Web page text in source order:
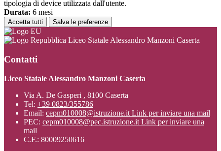
tipologia di device utilizzata dall'utente.
Durata: 6 mesi
Accetta tutti Salva le preferenze
Liceo Statale Alessandro Manzoni Caserta
Contatti
Liceo Statale Alessandro Manzoni Caserta
Via A. De Gasperi , 8100 Caserta
Tel: +39 0823/355786
Email: cepm010008@istruzione.it Link per inviare una mail
PEC: cepm010008@pec.istruzione.it Link per inviare una
mail
C.F.: 80009250616